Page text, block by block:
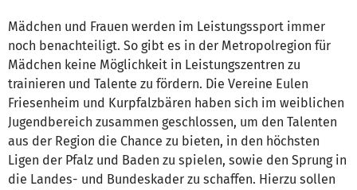
Mädchen und Frauen werden im Leistungssport immer
noch benachteiligt. So gibt es in der Metropolregion für
Mädchen keine Möglichkeit in Leistungszentren zu
trainieren und Talente zu fördern. Die Vereine Eulen
Friesenheim und Kurpfalzbären haben sich im weiblichen
Jugendbereich zusammen geschlossen, um den Talenten
aus der Region die Chance zu bieten, in den höchsten
Ligen der Pfalz und Baden zu spielen, sowie den Sprung in
die Landes- und Bundeskader zu schaffen. Hierzu sollen